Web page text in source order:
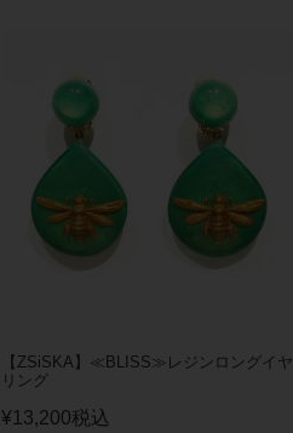
【ZSiSKA】≪BLISS≫レジンロングイヤ
リング
¥13,200税込